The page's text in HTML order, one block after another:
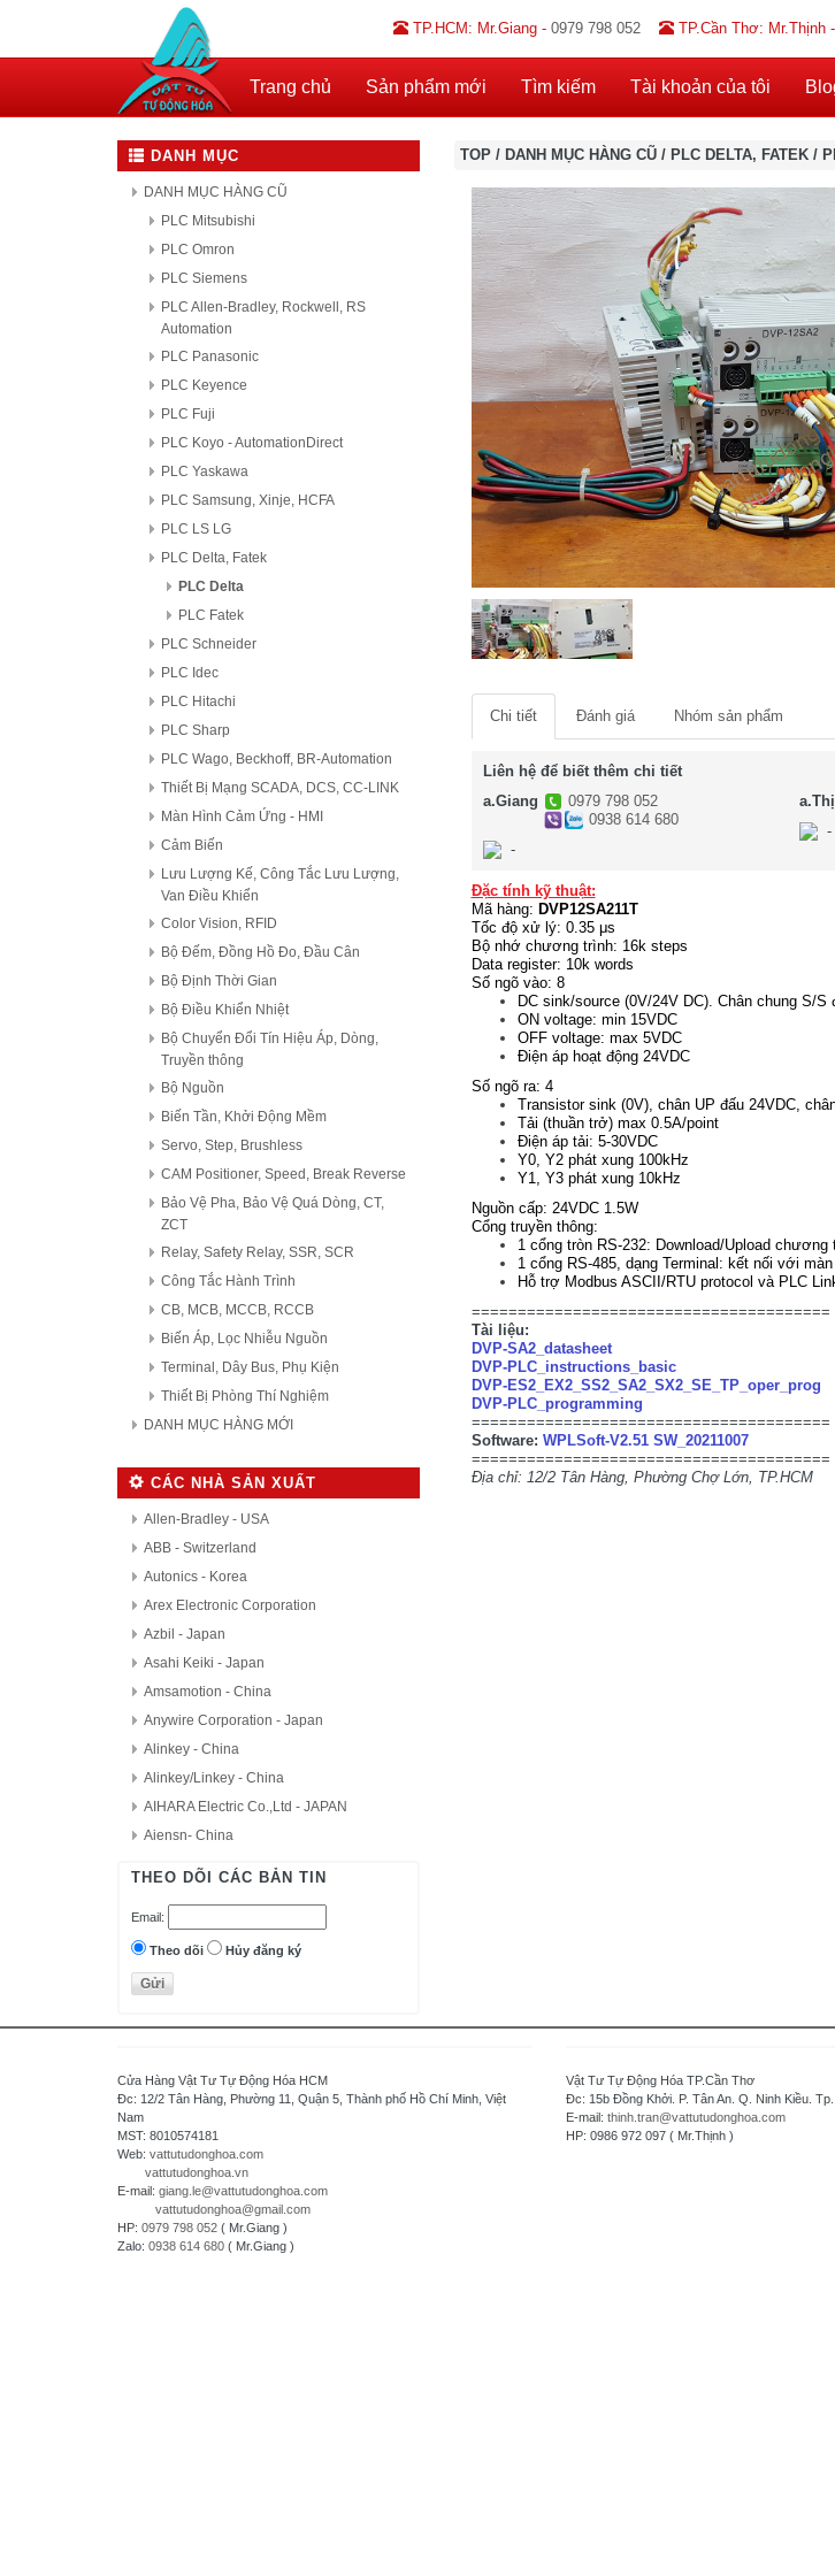
TP.HCM: Mr.Giang - 0979 798 052 TP.Cần Thơ: Mr.Thịnh -
Trang chủ Sản phẩm mới Tìm kiếm Tài khoản của tôi
DANH MỤC
DANH MỤC HÀNG CŨ
PLC Mitsubishi
PLC Omron
PLC Siemens
PLC Allen-Bradley, Rockwell, RS
Automation
PLC Panasonic
PLC Keyence
PLC Fuji
PLC Koyo - AutomationDirect
PLC Yaskawa
PLC Samsung, Xinje, HCFA
PLC LS LG
PLC Delta, Fatek
PLC Delta
PLC Fatek
PLC Schneider
PLC Idec
PLC Hitachi
PLC Sharp
PLC Wago, Beckhoff, BR-Automation
Thiết Bị Mạng SCADA, DCS, CC-LINK
Màn Hình Cảm Ứng - HMI
Cảm Biến
Lưu Lượng Kế, Công Tắc Lưu Lượng,
Van Điều Khiển
Color Vision, RFID
Bộ Đếm, Đồng Hồ Đo, Đầu Cân
Bộ Định Thời Gian
Bộ Điều Khiển Nhiệt
Bộ Chuyển Đổi Tín Hiệu Áp, Dòng,
Truyền thông
Bộ Nguồn
Biến Tần, Khởi Động Mềm
Servo, Step, Brushless
CAM Positioner, Speed, Break Reverse
Bảo Vệ Pha, Bảo Vệ Quá Dòng, CT,
ZCT
Relay, Safety Relay, SSR, SCR
Công Tắc Hành Trình
CB, MCB, MCCB, RCCB
Biến Áp, Lọc Nhiễu Nguồn
Terminal, Dây Bus, Phụ Kiện
Thiết Bị Phòng Thí Nghiệm
DANH MỤC HÀNG MỚI
CÁC NHÀ SẢN XUẤT
Allen-Bradley - USA
ABB - Switzerland
Autonics - Korea
Arex Electronic Corporation
Azbil - Japan
Asahi Keiki - Japan
Amsamotion - China
Anywire Corporation - Japan
Alinkey - China
Alinkey/Linkey - China
AIHARA Electric Co.,Ltd - JAPAN
Aiensn- China
AutomationDirect - USA
Delta - Taiwan
Danfoss - Denmark
DAITRON
Di-soric - Germany
Daiichi Electronics co.,Ltd - Japan
Fuji Electric - Japan
FESTO
FDK Coperation
THEO DÕI CÁC BẢN TIN
Email:
Theo dõi Hủy đăng ký
TOP/ DANH MỤC HÀNG CŨ/ PLC DELTA, FATEK/
Chi tiết Đánh giá Nhóm sản phẩm
Liên hệ để biết thêm chi tiết
a.Giang
0979 798 052
0938 614 680
-
-
Đặc tính kỹ thuật:
Mã hàng: DVP12SA211T
Tốc độ xử lý: 0.35 μs
Bộ nhớ chương trình: 16k steps
Data register: 10k words
Số ngõ vào: 8
DC sink/source (0V/24V DC). Chân chung S/
ON voltage: min 15VDC
OFF voltage: max 5VDC
Điện áp hoạt động 24VDC
Số ngõ ra: 4
Transistor sink (0V), chân UP đấu 24VDC,
Tải (thuần trở) max 0.5A/point
Điện áp tải: 5-30VDC
Y0, Y2 phát xung 100kHz
Y1, Y3 phát xung 10kHz
Nguồn cấp: 24VDC 1.5W
Cổng truyền thông:
1 cổng tròn RS-232: Download/Upload
1 cổng RS-485, dạng Terminal: kết nối với
Hỗ trợ Modbus ASCII/RTU protocol và PLC
=======================================
Tài liệu:
DVP-SA2_datasheet
DVP-PLC_instructions_basic
DVP-ES2_EX2_SS2_SA2_SX2_SE_TP_oper_prog
DVP-PLC_programming
=======================================
Software: WPLSoft-V2.51 SW_20211007
=======================================
Địa chỉ: 12/2 Tân Hàng, Phường Chợ Lớn, TP.HCM
Cửa Hàng Vật Tư Tự Động Hóa HCM
Đc: 12/2 Tân Hàng, Phường 11, Quận 5, Thành phố Hồ Chí Minh, Việt
Nam
MST: 8010574181
Web: vattutudonghoa.com
vattutudonghoa.vn
E-mail: giang.le@vattutudonghoa.com
vattutudonghoa@gmail.com
HP: 0979 798 052 ( Mr.Giang )
Zalo: 0938 614 680 ( Mr.Giang )
Vật Tư Tự Động Hóa TP.Cần Thơ
Đc: 15b Đồng Khởi. P. Tân An. Q. Ninh Kiều.
E-mail: thinh.tran@vattutudonghoa.com
HP: 0986 972 097 ( Mr.Thịnh )